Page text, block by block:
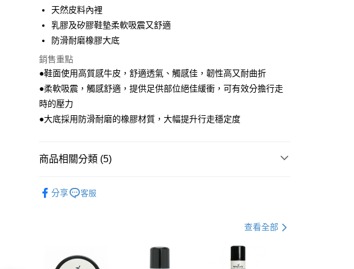
悠遊付
Google Pay
全盈+PAY
運送方式
每筆NT$80，滿NT$990(含以上)免運費
每筆NT$80，滿NT$699(含以上)免運費
查看運費
天然皮料內裡
乳膠及矽膠鞋墊柔軟吸震又舒適
防滑耐磨橡膠大底
銷售重點
●鞋面使用高質感牛皮，舒適透氣、觸感佳，韌性高又耐曲折
●柔軟吸震，觸感舒適，提供足供部位絕佳緩衝，可有效分擔行走
時的壓力
●大底採用防滑耐磨的橡膠材質，大幅提升行走穩定度
商品相關分類 (5)
▌8/16前『爸爸ㄟ好禮季』滿件最高現折$3088
▶ 機能款式 鞋款 ▶
分享 客服
查看全部